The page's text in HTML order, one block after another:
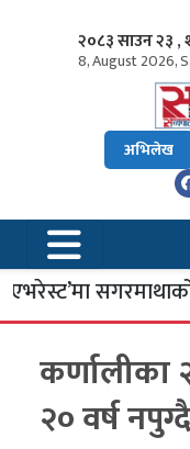
२०८३ साउन २३ ,
8, August 2026,
अभिलेख
सगरमाथाको
कर्णालीका
२० वर्ष